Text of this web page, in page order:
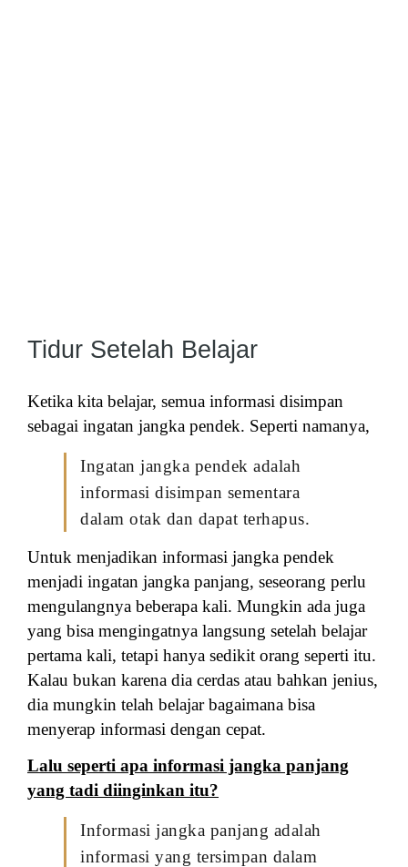
Tidur Setelah Belajar
Ketika kita belajar, semua informasi disimpan
sebagai ingatan jangka pendek. Seperti namanya,
Ingatan jangka pendek adalah
informasi disimpan sementara
dalam otak dan dapat terhapus.
Untuk menjadikan informasi jangka pendek
menjadi ingatan jangka panjang, seseorang perlu
mengulangnya beberapa kali. Mungkin ada juga
yang bisa mengingatnya langsung setelah belajar
pertama kali, tetapi hanya sedikit orang seperti itu.
Kalau bukan karena dia cerdas atau bahkan jenius,
dia mungkin telah belajar bagaimana bisa
menyerap informasi dengan cepat.
Lalu seperti apa informasi jangka panjang
yang tadi diinginkan itu?
Informasi jangka panjang adalah
informasi yang tersimpan dalam